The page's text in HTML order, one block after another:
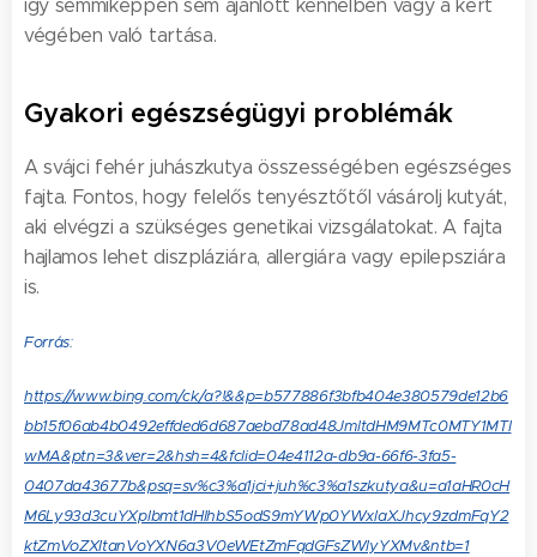
így semmiképpen sem ajánlott kennelben vagy a kert
végében való tartása.
Gyakori egészségügyi problémák
A svájci fehér juhászkutya összességében egészséges
fajta. Fontos, hogy felelős tenyésztőtől vásárolj kutyát,
aki elvégzi a szükséges genetikai vizsgálatokat. A fajta
hajlamos lehet diszpláziára, allergiára vagy epilepsziára
is.
Forrás:
https://www.bing.com/ck/a?!&&p=b577886f3bfb404e380579de12b6
bb15f06ab4b0492effded6d687aebd78ad48JmltdHM9MTc0MTY1MTI
wMA&ptn=3&ver=2&hsh=4&fclid=04e4112a-db9a-66f6-3fa5-
0407da43677b&psq=sv%c3%a1jci+juh%c3%a1szkutya&u=a1aHR0cH
M6Ly93d3cuYXplbmt1dHlhbS5odS9mYWp0YWxlaXJhcy9zdmFqY2
ktZmVoZXItanVoYXN6a3V0eWEtZmFqdGFsZWlyYXMv&ntb=1